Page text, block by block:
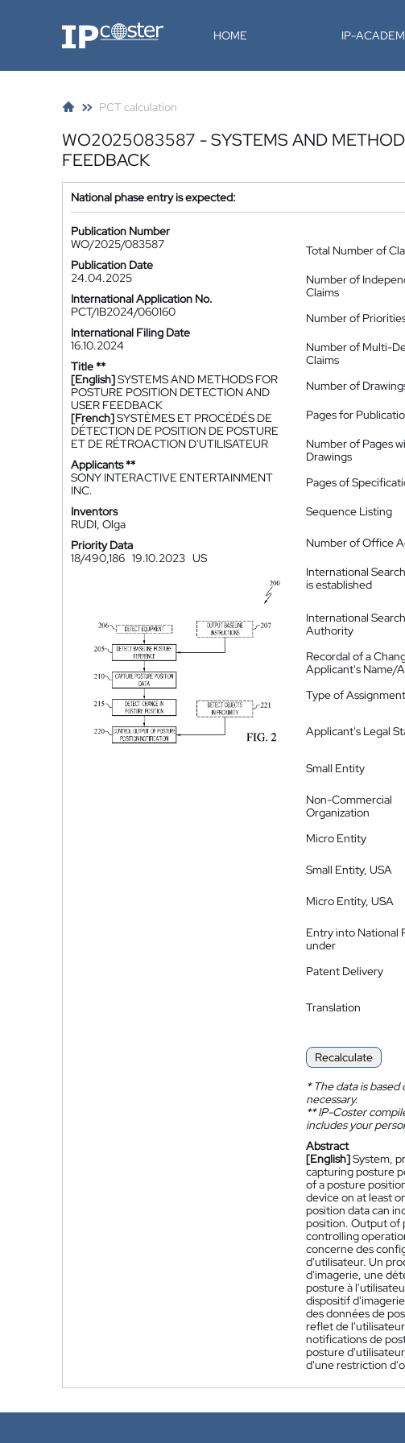
IP-Coster HOME IP-
PCT calculation
WO2025083587 - SYSTEMS AND
FEEDBACK
National phase entry is expected:
Publication Number
WO/2025/083587
Publication Date
24.04.2025
International Application No.
PCT/IB2024/060160
International Filing Date
16.10.2024
Title **
[English]SYSTEMS AND METHODS FOR
POSTURE POSITION DETECTION AND
USER FEEDBACK
[French]SYSTÈMES ET PROCÉDÉS DE
DÉTECTION DE POSITION DE POSTURE
ET DE RÉTROACTION D'UTILISATEUR
Applicants **
SONY INTERACTIVE ENTERTAINMENT
INC.
Inventors
RUDI, Olga
Priority Data
18/490,186 19.10.2023 US
Total Number of
Number of
Claims
Number of
Number of Multi-
Claims
Number of
Pages for
Number of Pages
Drawings
Pages of
Sequence Listing
Number of Office
International
is established
International
Authority
Recordal of a
Applicant's Name/
Type of Assignment
Applicant's Legal
Small Entity
Non-Commercial
Organization
Micro Entity
Small Entity, USA
Micro Entity, USA
Entry into National
under
Patent Delivery
Translation
Recalculate
*The data is based
necessary.
**IP-Coster
includes your
Abstract
[English]System,
capturing posture
of a posture
device on at least
position data can
position. Output of
controlling
concerne des
d'utilisateur. Un
d'imagerie, une
posture à
dispositif
des données de
reflet de
notifications de
posture
d'une restriction